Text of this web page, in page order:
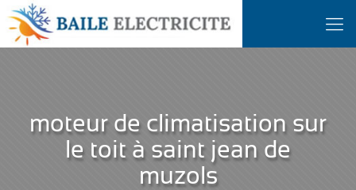
moteur de climatisation sur
le toit à saint jean de
muzols